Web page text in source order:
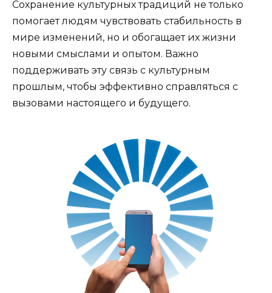
Сохранение культурных традиций не только
помогает людям чувствовать стабильность в
мире изменений, но и обогащает их жизни
новыми смыслами и опытом. Важно
поддерживать эту связь с культурным
прошлым, чтобы эффективно справляться с
вызовами настоящего и будущего.